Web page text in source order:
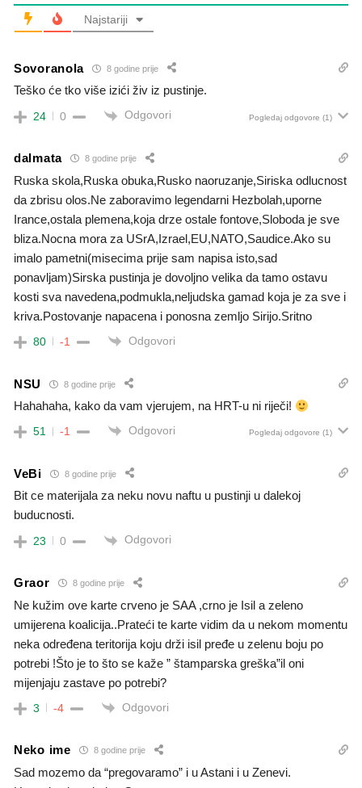
Najstariji
Sovoranola 8 godine prije
Teško će tko više izići živ iz pustinje.
24 0 Odgovori Pogledaj odgovore (1)
dalmata 8 godine prije
Ruska skola,Ruska obuka,Rusko naoruzanje,Siriska odlucnost
da zbrisu olos.Ne zaboravimo legendarni Hezbolah,uporne
Irance,ostala plemena,koja drze ostale fontove,Sloboda je sve
bliza.Nocna mora za USrA,Izrael,EU,NATO,Saudice.Ako su
imalo pametni(misecima prije sam napisa isto,sad
ponavljam)Sirska pustinja je dovoljno velika da tamo ostavu
kosti sva navedena,podmukla,neljudska gamad koja je za sve i
kriva.Postovanje napacena i ponosna zemljo Sirijo.Sritno
80 -1 Odgovori
NSU 8 godine prije
Hahahaha, kako da vam vjerujem, na HRT-u ni riječi!
51 -1 Odgovori Pogledaj odgovore (1)
VeBi 8 godine prije
Bit ce materijala za neku novu naftu u pustinji u dalekoj
buducnosti.
23 0 Odgovori
Graor 8 godine prije
Ne kužim ove karte crveno je SAA ,crno je Isil a zeleno
umijerena koalicija..Prateći te karte vidim da u nekom momentu
neka određena teritorija koju drži isil pređe u zelenu boju po
potrebi !Što je to što se kaže ” štamparska greška”il oni
mijenjaju zastave po potrebi?
3 -4 Odgovori
Neko ime 8 godine prije
Sad mozemo da “pregovaramo” i u Astani i u Zenevi.